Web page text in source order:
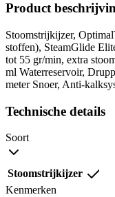
Product
Stoomstrijkijzer,
stoffen), SteamGlide
tot 55 gr/min, extra
ml Waterreservoir,
meter Snoer, Anti-
Technische details
Soort
Stoomstrijkijzer
Kenmerken